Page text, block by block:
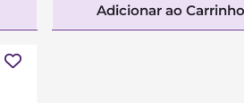
Adicionar ao